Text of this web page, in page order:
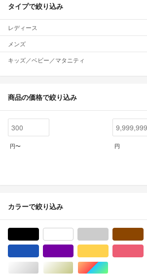
タイプで絞り込み
レディース
メンズ
キッズ／ベビー／マタニティ
商品の価格で絞り込み
円〜 円
カラーで絞り込み
シルバー/銀色系ゴールド/金色系マルチカラー